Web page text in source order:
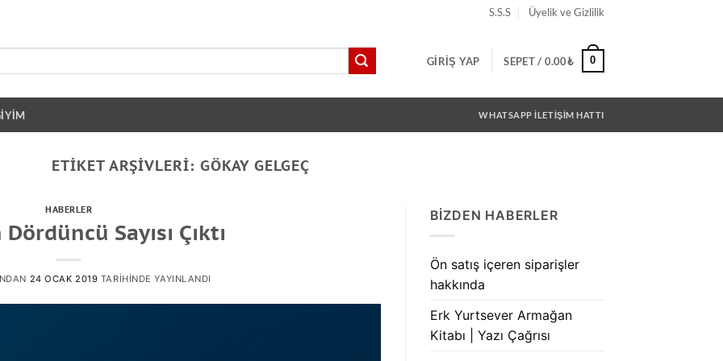
S.S.S Üyelik ve Gizlilik
GIRIŞ YAP SEPET / 0.00₺ 0
WHATSAPP İLETİŞİM HATTI
ETIKET ARŞIVLERI: GÖKAY GELGEÇ
HABERLER
Dördüncü Sayısı Çıktı
24 OCAK 2019 TARIHINDE YAYINLANDI
BIZDEN HABERLER
Ön satış içeren siparişler
hakkında
Erk Yurtsever Armağan
Kitabı | Yazı Çağrısı